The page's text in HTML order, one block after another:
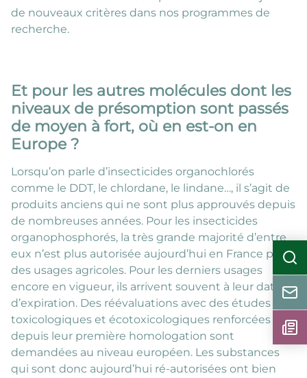
de nouveaux critères dans nos programmes de
recherche.
Et pour les autres molécules dont les
niveaux de présomption sont passés
de moyen à fort, où en est-on en
Europe ?
Lorsqu’on parle d’insecticides organochlorés
comme le DDT, le chlordane, le lindane…, il s’agit de
produits anciens qui ne sont plus approuvés depuis
de nombreuses années. Pour les insecticides
organophosphorés, la très grande majorité d’entre
eux n’est plus autorisée aujourd’hui en France pour
des usages agricoles. Pour les derniers usages
encore en vigueur, ils arrivent souvent à leur date
d’expiration. Des réévaluations avec des études
toxicologiques et écotoxicologiques renforcées
depuis leur première homologation sont
demandées au niveau européen. Les substances
qui sont donc aujourd’hui ré-autorisées ont bien